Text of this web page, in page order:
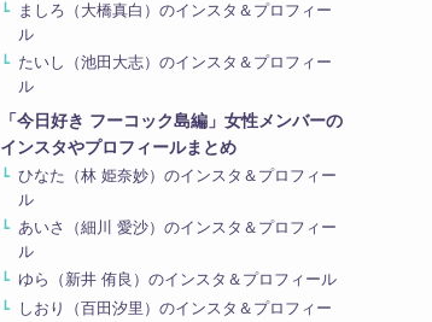
ましろ（大橋真白）のインスタ＆プロフィー
ル
たいし（池田大志）のインスタ＆プロフィー
ル
「今日好き フーコック島編」女性メンバーの
インスタやプロフィールまとめ
ひなた（林 姫奈妙）のインスタ＆プロフィー
ル
あいさ（細川 愛沙）のインスタ＆プロフィー
ル
ゆら（新井 侑良）のインスタ＆プロフィール
しおり（百田汐里）のインスタ＆プロフィー